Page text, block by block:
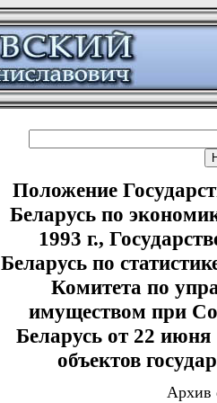
Положение
Беларусь по
1993 г.,
Беларусь по
Комитета по
имуществом при
Беларусь от 22
объектов
Архив